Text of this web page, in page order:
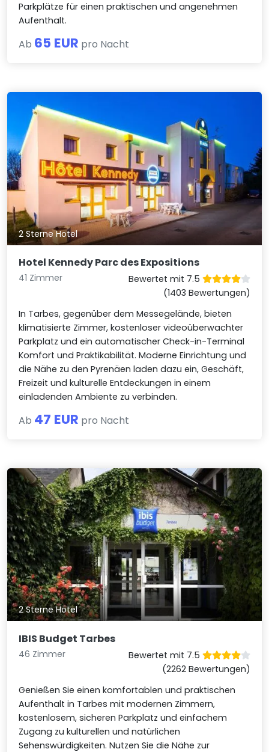
Parkplätze für einen praktischen und angenehmen
Aufenthalt.
Ab 65 EUR pro Nacht
2 Sterne Hotel
Hotel Kennedy Parc des Expositions
41 Zimmer
Bewertet mit 7.5
(1403 Bewertungen)
In Tarbes, gegenüber dem Messegelände, bieten
klimatisierte Zimmer, kostenloser videoüberwachter
Parkplatz und ein automatischer Check-in-Terminal
Komfort und Praktikabilität. Moderne Einrichtung und
die Nähe zu den Pyrenäen laden dazu ein, Geschäft,
Freizeit und kulturelle Entdeckungen in einem
einladenden Ambiente zu verbinden.
Ab 47 EUR pro Nacht
2 Sterne Hotel
IBIS Budget Tarbes
46 Zimmer
Bewertet mit 7.5
(2262 Bewertungen)
Genießen Sie einen komfortablen und praktischen
Aufenthalt in Tarbes mit modernen Zimmern,
kostenlosem, sicheren Parkplatz und einfachem
Zugang zu kulturellen und natürlichen
Sehenswürdigkeiten. Nutzen Sie die Nähe zur